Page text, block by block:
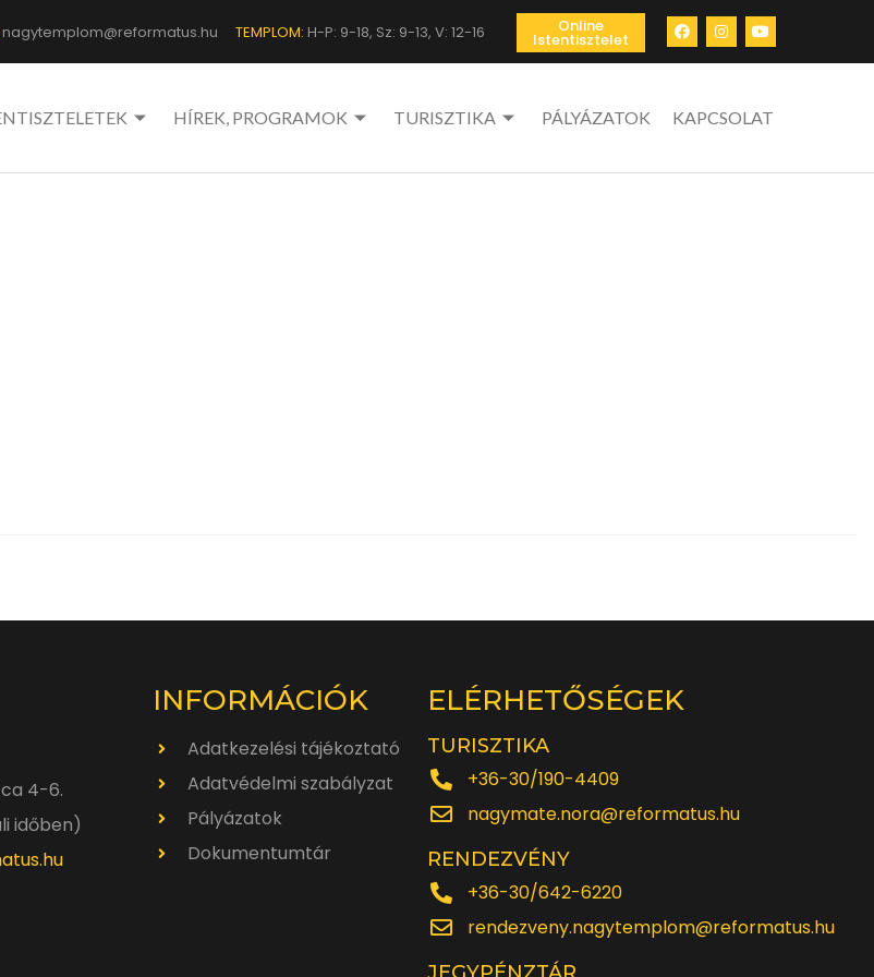
nagytemplom@reformatus.hu TEMPLOM: H-P: 9-18, Sz: 9-13, V: 12-16 Online
Istentisztelet
HÍREK, PROGRAMOK TURISZTIKA PÁLYÁZATOK KAPCSOLAT
4-6.
időben)
INFORMÁCIÓK
Adatkezelési tájékoztató
Adatvédelmi szabályzat
Pályázatok
Dokumentumtár
ELÉRHETŐSÉGEK
TURISZTIKA
+36-30/190-4409
nagymate.nora@reformatus.hu
RENDEZVÉNY
+36-30/642-6220
rendezveny.nagytemplom@reformatus.hu